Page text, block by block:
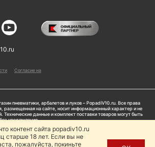
Согласие на
пневматики, арбалетов и луков – PopadiV10.ru. Все права
на сайте, носит информационный характер и не
Технические данные и комплект поставки товаров могут быть
уведомления
ОГРНИП: 314504704200042
пользователь автоматически соглашается с условиями,
контент сайта popadiv10.ru
старше 18 лет. Если вы не
пожалуйста, покиньте